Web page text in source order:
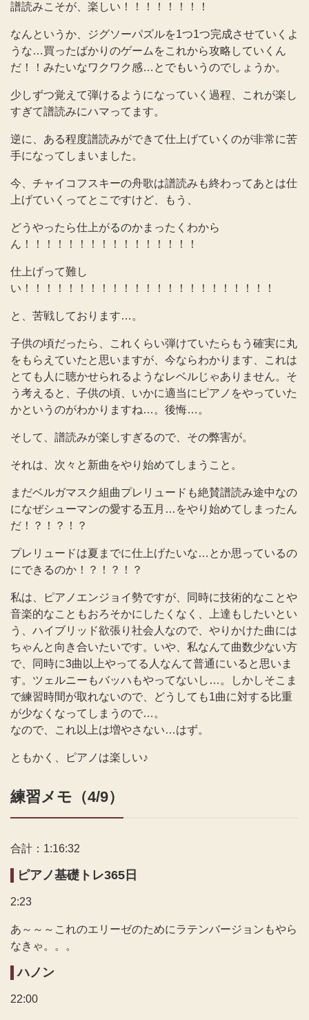
譜読みこそが、楽しい！！！！！！！！
なんというか、ジグソーパズルを1つ1つ完成させていくよ
うな…買ったばかりのゲームをこれから攻略していくん
だ！！みたいなワクワク感…とでもいうのでしょうか。
少しずつ覚えて弾けるようになっていく過程、これが楽し
すぎて譜読みにハマってます。
逆に、ある程度譜読みができて仕上げていくのが非常に苦
手になってしまいました。
今、チャイコフスキーの舟歌は譜読みも終わってあとは仕
上げていくってとこですけど、もう、
どうやったら仕上がるのかまったくわから
ん！！！！！！！！！！！！！！！！
仕上げって難し
い！！！！！！！！！！！！！！！！！！！！！！！
と、苦戦しております…。
子供の頃だったら、これくらい弾けていたらもう確実に丸
をもらえていたと思いますが、今ならわかります、これは
とても人に聴かせられるようなレベルじゃありません。そ
う考えると、子供の頃、いかに適当にピアノをやっていた
かというのがわかりますね…。後悔…。
そして、譜読みが楽しすぎるので、その弊害が。
それは、次々と新曲をやり始めてしまうこと。
まだベルガマスク組曲プレリュードも絶賛譜読み途中なの
になぜシューマンの愛する五月…をやり始めてしまったん
だ！？！？！？
プレリュードは夏までに仕上げたいな…とか思っているの
にできるのか！？！？！？
私は、ピアノエンジョイ勢ですが、同時に技術的なことや
音楽的なこともおろそかにしたくなく、上達もしたいとい
う、ハイブリッド欲張り社会人なので、やりかけた曲には
ちゃんと向き合いたいです。いや、私なんて曲数少ない方
で、同時に3曲以上やってる人なんて普通にいると思いま
す。ツェルニーもバッハもやってないし…。しかしそこま
で練習時間が取れないので、どうしても1曲に対する比重
が少なくなってしまうので…。
なので、これ以上は増やさない…はず。
ともかく、ピアノは楽しい♪
練習メモ（4/9）
合計：1:16:32
ピアノ基礎トレ365日
2:23
あ～～～これのエリーゼのためにラテンバージョンもやら
なきゃ。。。
ハノン
22:00